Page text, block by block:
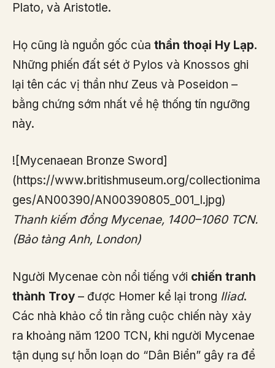
Plato, và Aristotle.
Họ cũng là nguồn gốc của thần thoại Hy Lạp.
Những phiến đất sét ở Pylos và Knossos ghi
lại tên các vị thần như Zeus và Poseidon –
bằng chứng sớm nhất về hệ thống tín ngưỡng
này.
![Mycenaean Bronze Sword]
(https://www.britishmuseum.org/collectionima
ges/AN00390/AN00390805_001_l.jpg)
Thanh kiếm đồng Mycenae, 1400–1060 TCN.
(Bảo tàng Anh, London)
Người Mycenae còn nổi tiếng với chiến tranh
thành Troy – được Homer kể lại trong Iliad.
Các nhà khảo cổ tin rằng cuộc chiến này xảy
ra khoảng năm 1200 TCN, khi người Mycenae
tận dụng sự hỗn loạn do “Dân Biển” gây ra để